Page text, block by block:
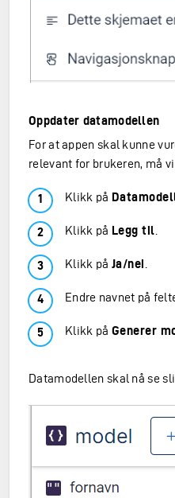
Oppdater datamodellen
For at appen skal kunne
relevant for brukeren, må
Klikk på
Klikk på Legg til.
Klikk på Ja/nei.
Endre navnet på
Klikk på Generer
Datamodellen skal nå se